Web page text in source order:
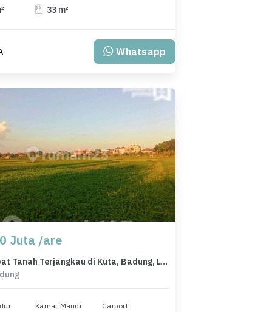
33 m²
Whatsapp
Juta /are
Jual Cepat Tanah Terjangkau di Kuta, Badung, LT 2375m²
Kamar Mandi Carport